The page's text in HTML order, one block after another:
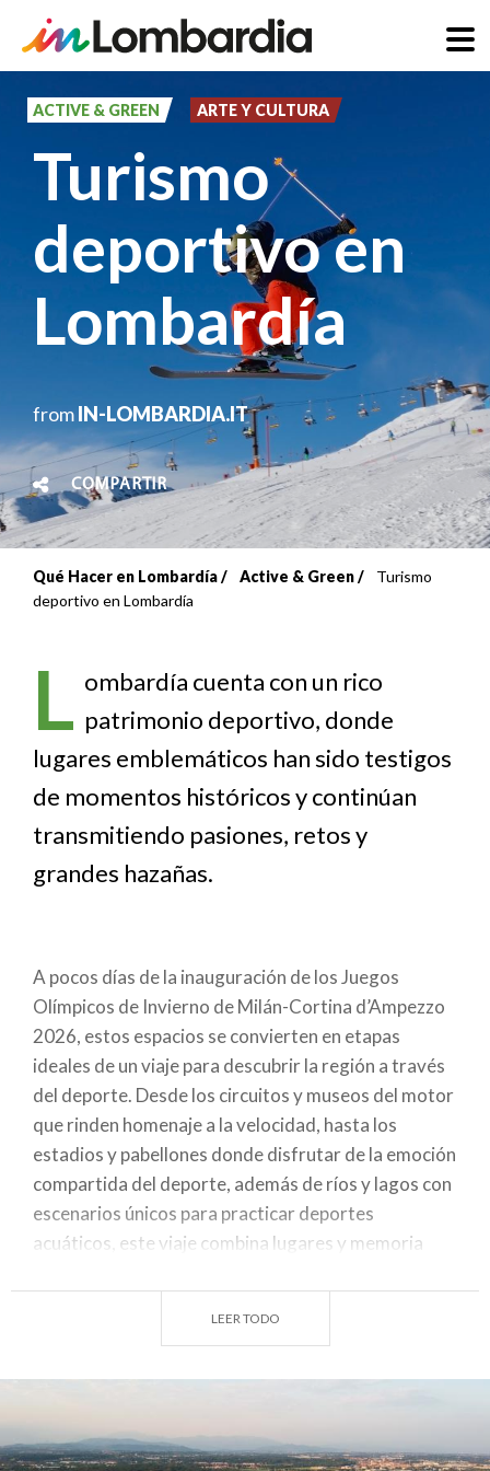
ACTIVE & GREEN ARTE Y CULTURA
Turismo
deportivo en
Lombardía
fromIN-LOMBARDIA.IT
COMPARTIR
Sobrescribir
ayuda
a
la
navegación
Qué Hacer en Lombardía Active & Green
Turismo
deportivo en Lombardía
L ombardía cuenta con un rico
patrimonio deportivo, donde
lugares emblemáticos han sido testigos
de momentos históricos y continúan
transmitiendo pasiones, retos y
grandes hazañas.
A pocos días de la inauguración de los Juegos
Olímpicos de Invierno de Milán-Cortina d’Ampezzo
2026, estos espacios se convierten en etapas
ideales de un viaje para descubrir la región a través
del deporte. Desde los circuitos y museos del motor
que rinden homenaje a la velocidad, hasta los
estadios y pabellones donde disfrutar de la emoción
compartida del deporte, además de ríos y lagos con
escenarios únicos para practicar deportes
acuáticos, este viaje combina lugares y memoria
Donde retumba el rugido de los motores (Monza
La pasión por el motor retumba en diferentes
LEER TODO